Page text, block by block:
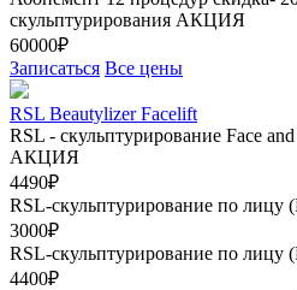
скульптурирования АКЦИЯ
60000₽
Записаться Все цены
RSL Beautylizer Facelift
RSL - скульптурирование Face
АКЦИЯ
4490₽
RSL-скульптурирование по лицу
3000₽
RSL-скульптурирование по лицу
4400₽